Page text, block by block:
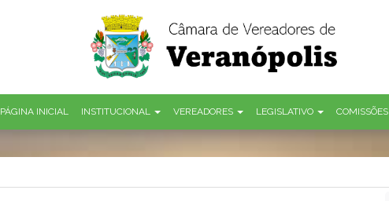
PÁGINA INICIAL INSTITUCIONAL VEREADORES LEGISLATIVO COMISSÕES